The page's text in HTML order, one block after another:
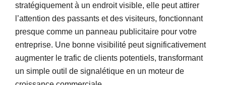
stratégiquement à un endroit visible, elle peut attirer
l’attention des passants et des visiteurs, fonctionnant
presque comme un panneau publicitaire pour votre
entreprise. Une bonne visibilité peut significativement
augmenter le trafic de clients potentiels, transformant
un simple outil de signalétique en un moteur de